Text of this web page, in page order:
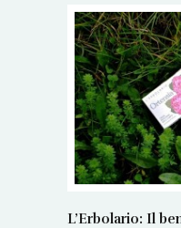
L’Erbolario: Il